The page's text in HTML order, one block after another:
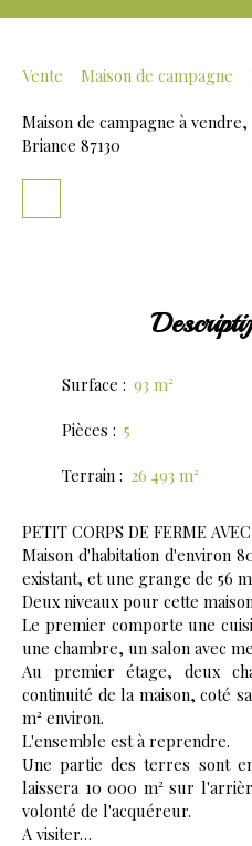
Vente Maison de campagne
Maison de campagne à
Briance 87130
Surface : 93 m²
Pièces : 5
Terrain : 26 493 m²
PETIT CORPS DE FERME
Maison d'habitation d'environ
existant, et une grange de 56
Deux niveaux pour cette
Le premier comporte une
une chambre, un salon avec
Au premier étage, deux
continuité de la maison, coté
m² environ.
L'ensemble est à reprendre.
Une partie des terres sont
laissera 10 000 m² sur
volonté de l'acquéreur.
A visiter…